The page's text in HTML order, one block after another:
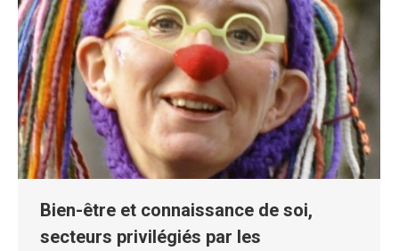
Bien-être et connaissance de soi,
secteurs privilégiés par les